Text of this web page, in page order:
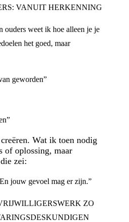
VANUIT HERKENNING
ouders weet ik hoe alleen je je
het goed, maar
geworden”
Wat ik toen nodig
of oplossing, maar
zei:
jouw gevoel mag er zijn.”
ZO